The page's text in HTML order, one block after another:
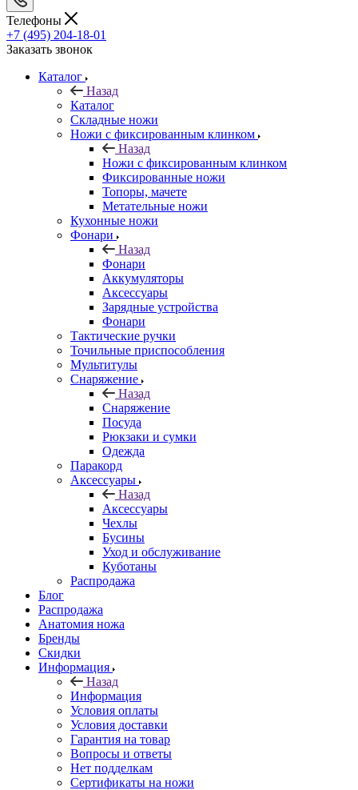
Телефоны
+7 (495) 204-18-01
Заказать звонок
Каталог
Назад
Каталог
Складные ножи
Ножи с фиксированным клинком
Назад
Ножи с фиксированным клинком
Фиксированные ножи
Топоры, мачете
Метательные ножи
Кухонные ножи
Фонари
Назад
Фонари
Аккумуляторы
Аксессуары
Зарядные устройства
Фонари
Тактические ручки
Точильные приспособления
Мультитулы
Снаряжение
Назад
Снаряжение
Посуда
Рюкзаки и сумки
Одежда
Паракорд
Аксессуары
Назад
Аксессуары
Чехлы
Бусины
Уход и обслуживание
Куботаны
Распродажа
Блог
Распродажа
Анатомия ножа
Бренды
Скидки
Информация
Назад
Информация
Условия оплаты
Условия доставки
Гарантия на товар
Вопросы и ответы
Нет подделкам
Сертификаты на ножи